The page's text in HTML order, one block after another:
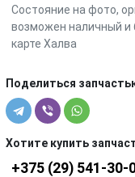
Состояние на фото,
возможен наличный и
карте Халва
Поделиться
Хотите купить
+375 (29) 541-30-